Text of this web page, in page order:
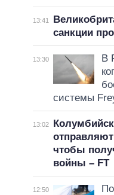
13:41
санкции
13:30
В
системы
13:02
чтобы
войны – FT
12:50